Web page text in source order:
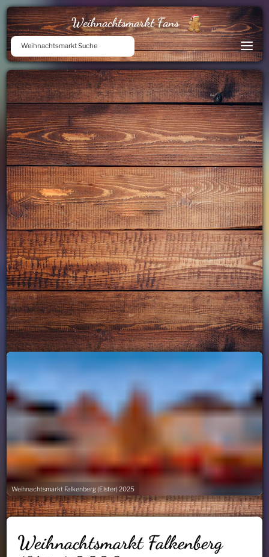
Weihnachtsmarkt Fans
Weihnachtsmarkt Suche
Weihnachtsmarkt Falkenberg (Elster) 2025
Weihnachtsmarkt Falkenberg